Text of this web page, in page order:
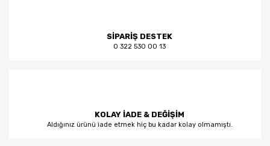
SİPARİŞ DESTEK
0 322 530 00 13
KOLAY İADE & DEĞİŞİM
Aldığınız ürünü iade etmek hiç bu kadar kolay olmamıştı.